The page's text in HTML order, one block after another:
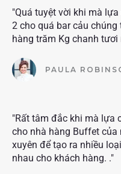
"Quá tuyệt vời khi mà
2 cho quá bar cảu
hàng trăm Kg chanh
PAULA
"Rất tâm đắc khi mà lựa
cho nhà hàng Buffet
xuyên để tạo ra nhiều
nhau cho khách hàng. ."